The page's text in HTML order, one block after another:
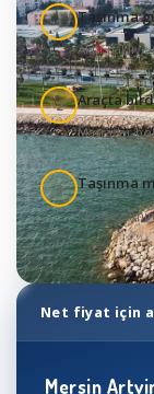
1 Taşınma
Aktif nakliye
2 Araçta
Masraflar
3 Taşınma
Kış
Net fiyat için
Mersin